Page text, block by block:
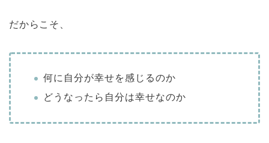
だからこそ、
何に自分が幸せを感じるのか
どうなったら自分は幸せなのか